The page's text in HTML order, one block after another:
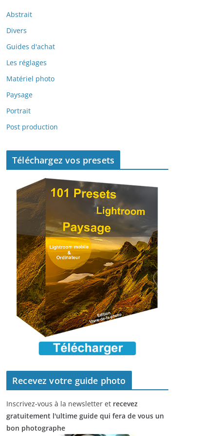
Abstrait
Divers
Guides d'achat
Les réglages
Matériel photo
Paysage
Portrait
Post production
Téléchargez vos presets
Recevez votre guide photo
Inscrivez-vous à la newsletter et recevez
gratuitement l'ultime guide qui fera de vous un
bon photographe